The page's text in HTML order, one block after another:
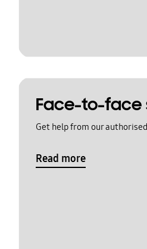
Face-to-face
Get help from our
Read more